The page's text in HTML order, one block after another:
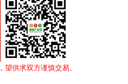
供求双方谨慎交易。